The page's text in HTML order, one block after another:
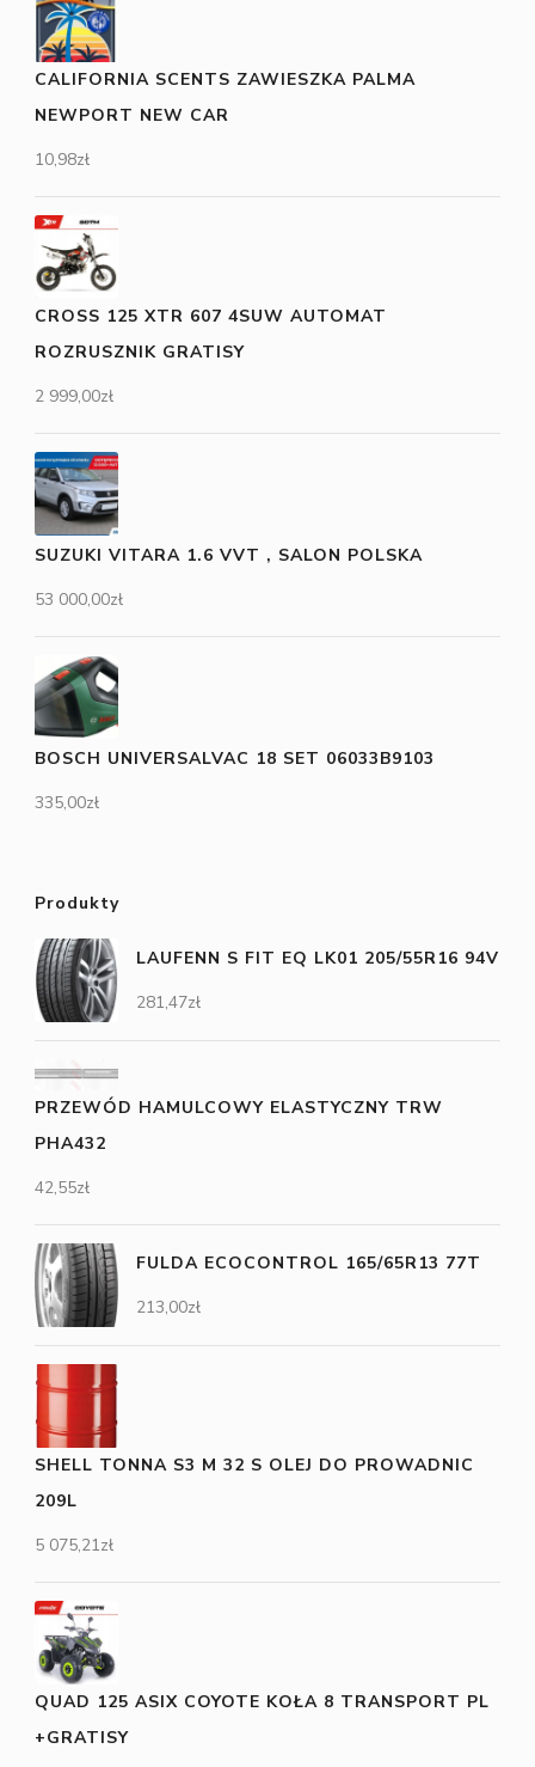
CALIFORNIA SCENTS ZAWIESZKA PALMA
NEWPORT NEW CAR
10,98zł
CROSS 125 XTR 607 4SUW AUTOMAT
ROZRUSZNIK GRATISY
2 999,00zł
SUZUKI VITARA 1.6 VVT , SALON POLSKA
53 000,00zł
BOSCH UNIVERSALVAC 18 SET 06033B9103
335,00zł
Produkty
LAUFENN S FIT EQ LK01 205/55R16 94V
281,47zł
PRZEWÓD HAMULCOWY ELASTYCZNY TRW
PHA432
42,55zł
FULDA ECOCONTROL 165/65R13 77T
213,00zł
SHELL TONNA S3 M 32 S OLEJ DO PROWADNIC
209L
5 075,21zł
QUAD 125 ASIX COYOTE KOŁA 8 TRANSPORT PL
+GRATISY